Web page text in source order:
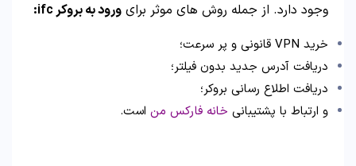
وجود دارد. از جمله روش های موثر برای ورود به بروکر ifc:
خرید VPN قانونی و پر سرعت؛
دریافت آدرس جدید بدون فیلتر؛
دریافت اطلاع رسانی بروکر؛
و ارتباط با پشتیبانی خانه فارکس من است.